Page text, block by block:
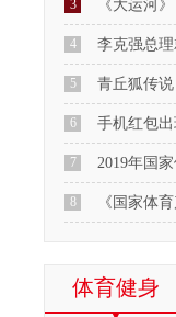
3 《大运河
4 李克强总
5 青丘狐传
6 手机红包
7 2019年国
8 《国家体
体育健身